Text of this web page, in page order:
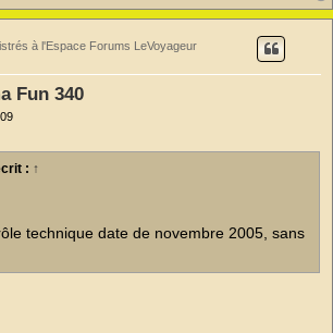
à l'Espace Forums LeVoyageur
Fun 340
: ↑
technique date de novembre 2005, sans